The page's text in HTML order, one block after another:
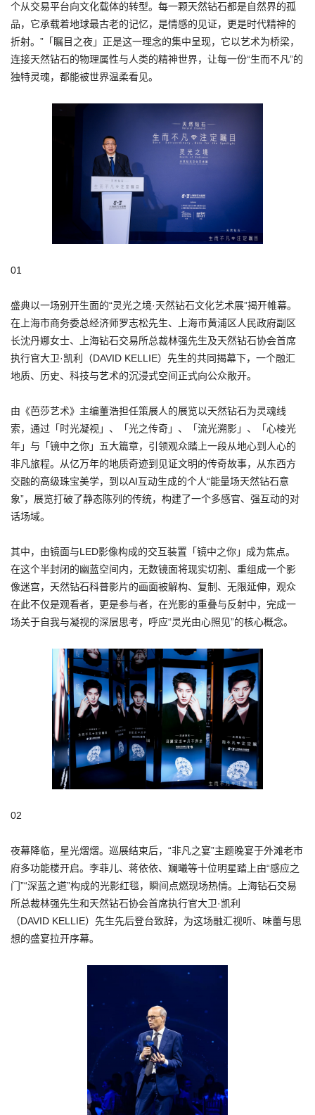
个从交易平台向文化载体的转型。每一颗天然钻石都是自然界的孤
品，它承载着地球最古老的记忆，是情感的见证，更是时代精神的
折射。”「瞩目之夜」正是这一理念的集中呈现，它以艺术为桥梁，
连接天然钻石的物理属性与人类的精神世界，让每一份“生而不凡”的
独特灵魂，都能被世界温柔看见。
01
盛典以一场别开生面的“灵光之境·天然钻石文化艺术展”揭开帷幕。
在上海市商务委总经济师罗志松先生、上海市黄浦区人民政府副区
长沈丹娜女士、上海钻石交易所总裁林强先生及天然钻石协会首席
执行官大卫·凯利（DAVID KELLIE）先生的共同揭幕下，一个融汇
地质、历史、科技与艺术的沉浸式空间正式向公众敞开。
由《芭莎艺术》主编董浩担任策展人的展览以天然钻石为灵魂线
索，通过「时光凝视」、「光之传奇」、「流光溯影」、「心棱光
年」与「镜中之你」五大篇章，引领观众踏上一段从地心到人心的
非凡旅程。从亿万年的地质奇迹到见证文明的传奇故事，从东西方
交融的高级珠宝美学，到以AI互动生成的个人“能量场天然钻石意
象”，展览打破了静态陈列的传统，构建了一个多感官、强互动的对
话场域。
其中，由镜面与LED影像构成的交互装置「镜中之你」成为焦点。
在这个半封闭的幽蓝空间内，无数镜面将现实切割、重组成一个影
像迷宫，天然钻石科普影片的画面被解构、复制、无限延伸，观众
在此不仅是观看者，更是参与者，在光影的重叠与反射中，完成一
场关于自我与凝视的深层思考，呼应“灵光由心照见”的核心概念。
02
夜幕降临，星光熠熠。巡展结束后，“非凡之宴”主题晚宴于外滩老市
府多功能楼开启。李菲儿、蒋依依、斓曦等十位明星踏上由“感应之
门”“深蓝之道”构成的光影红毯，瞬间点燃现场热情。上海钻石交易
所总裁林强先生和天然钻石协会首席执行官大卫·凯利
（DAVID KELLIE）先生先后登台致辞，为这场融汇视听、味蕾与思
想的盛宴拉开序幕。